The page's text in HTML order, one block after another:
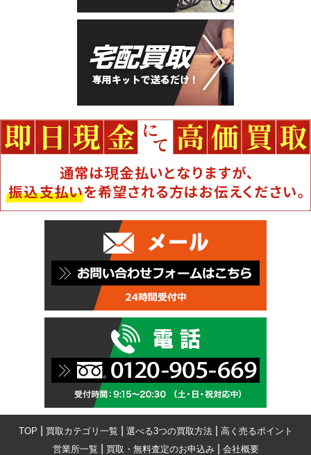
TOP 買取カテゴリ一覧 選べる3つの買取方法| 高く売るポイント
営業所一覧
買取・無料査定のお申込み| 会社概要